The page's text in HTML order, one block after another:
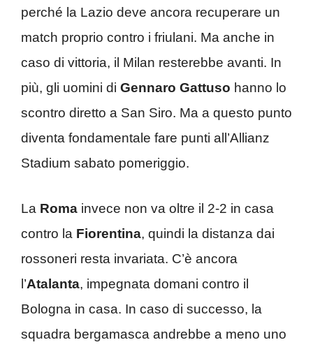
perché la Lazio deve ancora recuperare un
match proprio contro i friulani. Ma anche in
caso di vittoria, il Milan resterebbe avanti. In
più, gli uomini di Gennaro Gattuso hanno lo
scontro diretto a San Siro. Ma a questo punto
diventa fondamentale fare punti all’Allianz
Stadium sabato pomeriggio.
La Roma invece non va oltre il 2-2 in casa
contro la Fiorentina, quindi la distanza dai
rossoneri resta invariata. C’è ancora
l’Atalanta, impegnata domani contro il
Bologna in casa. In caso di successo, la
squadra bergamasca andrebbe a meno uno